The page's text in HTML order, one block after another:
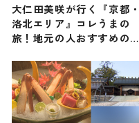
大仁田美咲が行く『京都・
洛北エリア』コレうまの
旅！地元の人おすすめのご
10月4日放送